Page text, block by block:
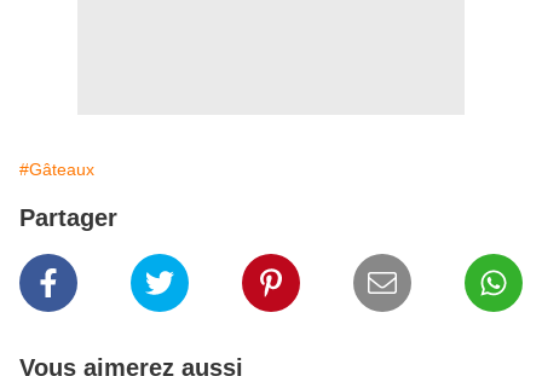
#Gâteaux
Partager
Vous aimerez aussi